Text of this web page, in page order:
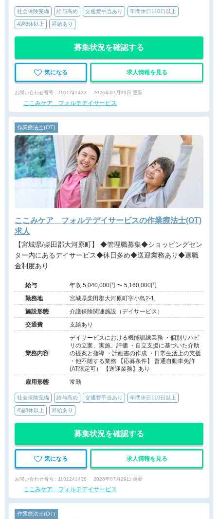
社会保険完備 給与高め 交通費手当あり 年間休日110日以上
4週8休以上 昇給あり
募集状況を確認する
気になる 求人情報を見る
お問い合わせ番号 : J101241433 2026年07月29日 更新
ここみケア フォルテデイサービス
作業療法士(OT)
ここみケア フォルテデイサービスの作業療法士(OT)
求人
【宮城県/柴田郡大河原町】 ◆管理職募集◆ショッピングセン
ター内にあるデイサービス◆休日多め◆送迎業務あり◆退職
金制度あり
給与
年収 5,040,000円 〜 5,160,000円
勤務地
宮城県柴田郡大河原町字小島2-1
施設形態
介護保険関連施設（デイサービス）
交通費
支給あり
業務内容
デイサービスにおける機能訓練業務 ・個別リハビ
リの立案、実施、評価 ・自立支援に基づいた介助
の提案と指導 ・計画書の作成 ・日常生活上の支援
・他不随する業務 【応募条件】 普通自動車免許
(AT限定可） 【送迎業務】あり
雇用形態
常勤
社会保険完備 給与高め 交通費手当あり 年間休日110日以上
4週8休以上 昇給あり
募集状況を確認する
気になる 求人情報を見る
お問い合わせ番号 : J101241438 2026年07月29日 更新
ここみケア フォルテデイサービス
作業療法士(OT)